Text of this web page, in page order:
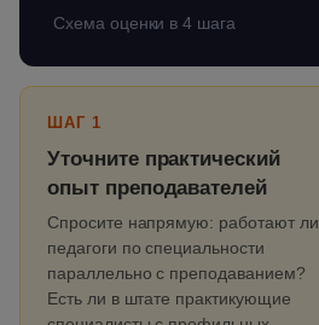
Схема оценки в 4 шага
ШАГ 1
Уточните практический
опыт преподавателей
Спросите напрямую: работают ли
педагоги по специальности
параллельно с преподаванием?
Есть ли в штате практикующие